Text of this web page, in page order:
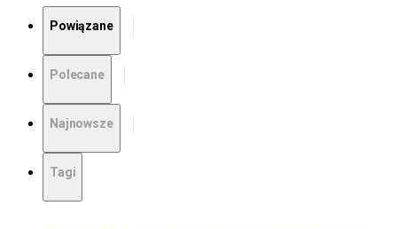
Powiązane
Polecane
Najnowsze
Tagi